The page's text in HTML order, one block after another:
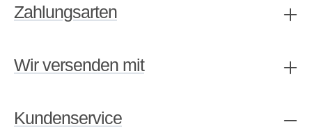
Zahlungsarten
Wir versenden mit
Kundenservice